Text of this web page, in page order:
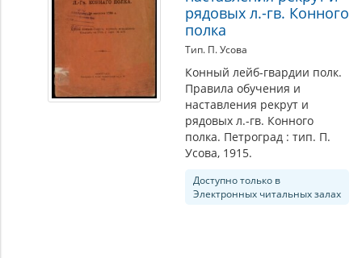
рядовых л.-гв. Конного
полка
Тип. П. Усова
Конный лейб-гвардии полк.
Правила обучения и
наставления рекрут и
рядовых л.-гв. Конного
полка. Петроград : тип. П.
Усова, 1915.
Доступно только в
Электронных читальных залах